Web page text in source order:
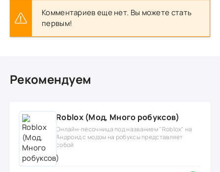
Комментариев еще нет. Вы можете стать
первым!
Рекомендуем
Roblox (Мод, Много робуксов)
Онлайн-песочница под названием "Roblox" на
Андроид с модом на робуксы представляет
собой